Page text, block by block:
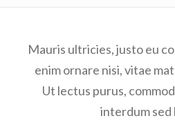
Mauris ultricies, justo eu
enim ornare nisi, vitae
Ut lectus purus,
interdum sed